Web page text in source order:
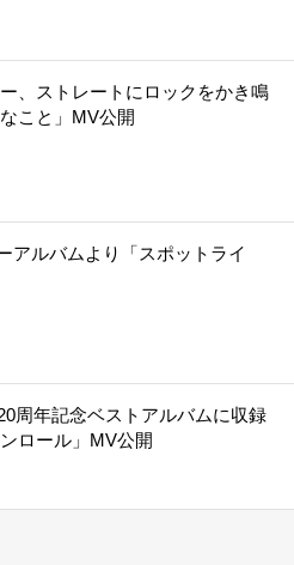
、ストレートにロックをかき鳴
こと」MV公開
アルバムより「スポットライ
周年記念ベストアルバムに収録
ロール」MV公開